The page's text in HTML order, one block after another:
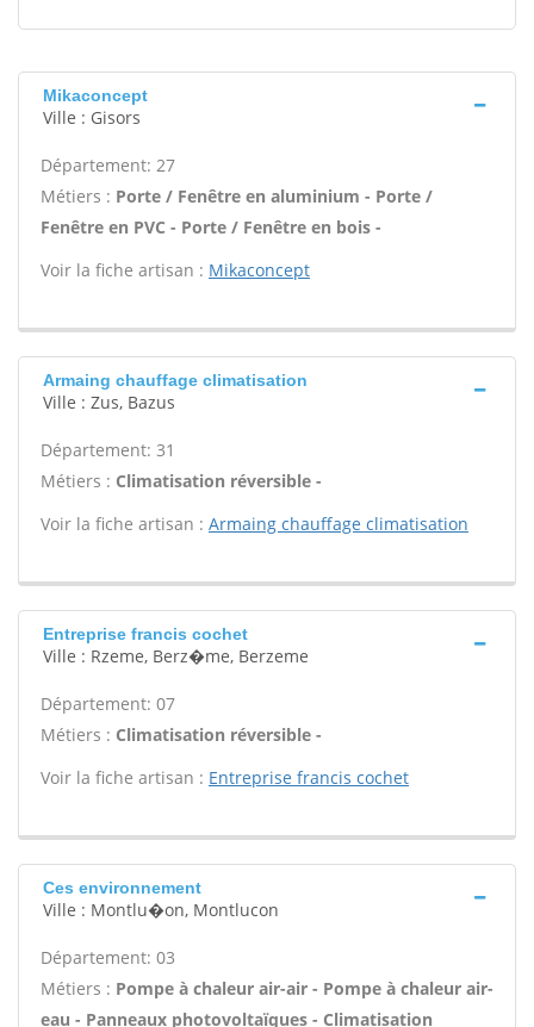
Mikaconcept
Ville : Gisors
Département: 27
Métiers : Porte / Fenêtre en aluminium - Porte /
Fenêtre en PVC - Porte / Fenêtre en bois -
Voir la fiche artisan : Mikaconcept
Armaing chauffage climatisation
Ville : Zus, Bazus
Département: 31
Métiers : Climatisation réversible -
Voir la fiche artisan : Armaing chauffage climatisation
Entreprise francis cochet
Ville : Rzeme, Berz�me, Berzeme
Département: 07
Métiers : Climatisation réversible -
Voir la fiche artisan : Entreprise francis cochet
Ces environnement
Ville : Montlu�on, Montlucon
Département: 03
Métiers : Pompe à chaleur air-air - Pompe à chaleur air-
eau - Panneaux photovoltaïques - Climatisation